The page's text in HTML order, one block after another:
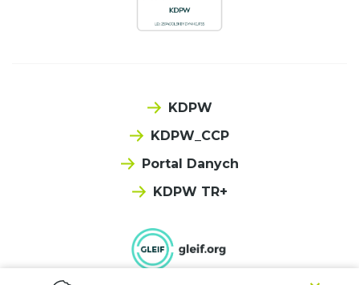
KDPW
KDPW_CCP
Portal Danych
KDPW TR+